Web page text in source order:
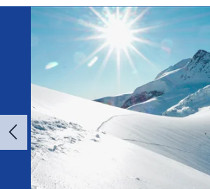
hoře Monte Baldo , která si díky...